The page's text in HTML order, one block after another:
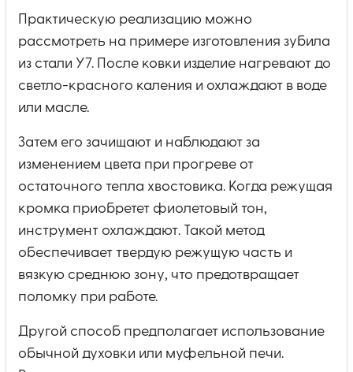
Практическую реализацию можно
рассмотреть на примере изготовления зубила
из стали У7. После ковки изделие нагревают до
светло-красного каления и охлаждают в воде
или масле.
Затем его зачищают и наблюдают за
изменением цвета при прогреве от
остаточного тепла хвостовика. Когда режущая
кромка приобретет фиолетовый тон,
инструмент охлаждают. Такой метод
обеспечивает твердую режущую часть и
вязкую среднюю зону, что предотвращает
поломку при работе.
Другой способ предполагает использование
обычной духовки или муфельной печи.